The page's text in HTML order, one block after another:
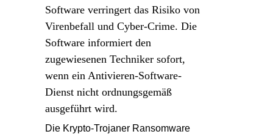
Software verringert das Risiko von
Virenbefall und Cyber-Crime. Die
Software informiert den
zugewiesenen Techniker sofort,
wenn ein Antivieren-Software-
Dienst nicht ordnungsgemäß
ausgeführt wird.
Die Krypto-Trojaner Ransomware